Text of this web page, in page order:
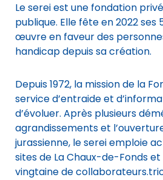
Le serei est une fondation
publique. Elle fête en 2022 ses
œuvre en faveur des
handicap depuis sa création.
Depuis 1972, la mission de la
service d’entraide et
d’évoluer. Après plusieurs
agrandissements et
jurassienne, le serei emploie
sites de La Chaux-de-Fonds
vingtaine de